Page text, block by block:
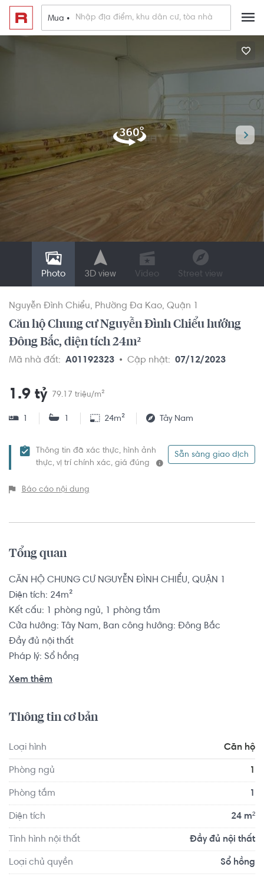
Mua •
Photo 3D view Video Street view
Nguyễn Đình Chiểu Phường Đa Kao Quận 1
Căn hộ Chung cư Nguyễn Đình Chiểu hướng
Đông Bắc, diện tích 24m²
Mã nhà đất: A01192323 Cập nhật: 07/12/2023
1.9 tỷ 79.17 triệu/m²
1 1 24m² Tây Nam
Thông tin đã xác thực, hình ảnh
thực, vị trí chính xác, giá đúng
Sẵn sàng giao dịch
Báo cáo nội dung
Tổng quan
CĂN HỘ CHUNG CƯ NGUYỄN ĐÌNH CHIỂU, QUẬN 1
Diện tích: 24m²
Kết cấu: 1 phòng ngủ, 1 phòng tắm
Cửa hướng: Tây Nam, Ban công hướng: Đông Bắc
Đầy đủ nội thất
Pháp lý: Sổ hồng
tại vị trí thuận tiện di chuyển với đầy đủ các tiện ích về y tế,
Thạnh, Bệnh viện Thẩm Mỹ Quốc Tế - Seoul Center Quận
1...
Xem thêm
Thông tin cơ bản
Loại hình Căn hộ
Phòng ngủ 1
Phòng tắm 1
Diện tích 24 m²
Tình hình nội thất Đầy đủ nội thất
Loại chủ quyền Sổ hồng